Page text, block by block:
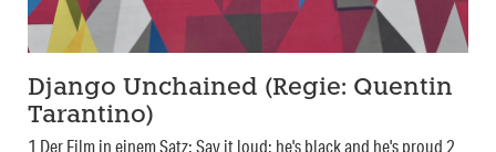
Django Unchained (Regie: Quentin
Tarantino)
1 Der Film in einem Satz: Say it loud: he's black and he's proud 2